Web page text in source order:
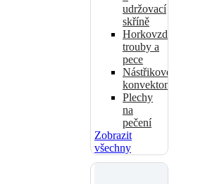
udržovací
skříně
Horkovzdušné
trouby a
pece
Nástřikové
konvektomaty
Plechy
na
pečení
Zobrazit
všechny